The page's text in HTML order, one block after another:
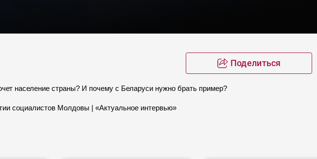
Поделиться
население страны? И почему с Беларуси нужно брать пример?
социалистов Молдовы | «Актуальное интервью»